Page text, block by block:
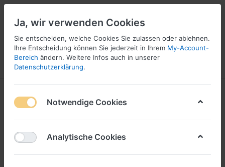
Menü Anmelden
Ja, wir verwenden Cookies
Sie entscheiden, welche Cookies Sie zulassen oder ablehnen.
Ihre Entscheidung können Sie jederzeit in Ihrem My-Account-
Bereich ändern. Weitere Infos auch in unserer
Datenschutzerklärung.
Notwendige Cookies
Analytische Cookies